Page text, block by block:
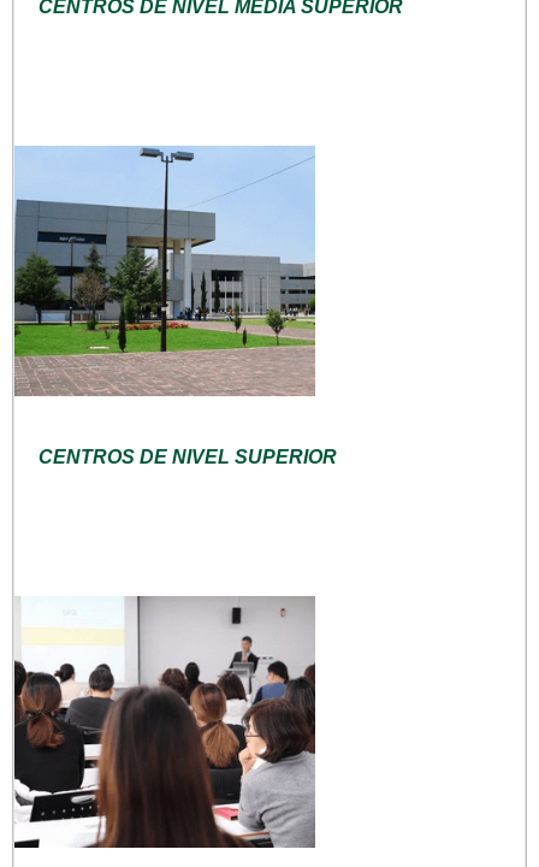
CENTROS DE NIVEL MEDIA SUPERIOR
CENTROS DE NIVEL SUPERIOR